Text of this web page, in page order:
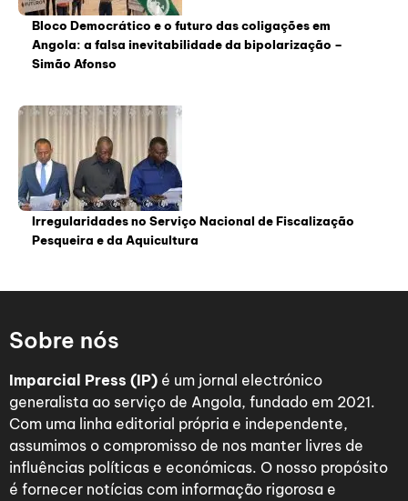
Bloco Democrático e o futuro das coligações em
Angola: a falsa inevitabilidade da bipolarização –
Simão Afonso
Irregularidades no Serviço Nacional de Fiscalização
Pesqueira e da Aquicultura
Sobre nós
Imparcial Press (IP) é um jornal electrónico
generalista ao serviço de Angola, fundado em 2021.
Com uma linha editorial própria e independente,
assumimos o compromisso de nos manter livres de
influências políticas e económicas. O nosso propósito
é fornecer notícias com informação rigorosa e